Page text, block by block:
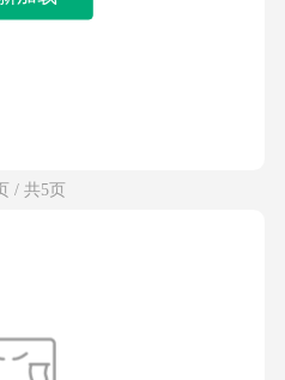
/ 共5页